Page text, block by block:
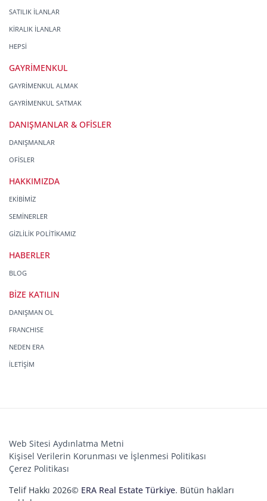
SATILIK İLANLAR
KİRALIK İLANLAR
HEPSİ
GAYRİMENKUL
GAYRİMENKUL ALMAK
GAYRİMENKUL SATMAK
DANIŞMANLAR & OFİSLER
DANIŞMANLAR
OFİSLER
HAKKIMIZDA
EKİBİMİZ
SEMİNERLER
GİZLİLİK POLİTİKAMIZ
HABERLER
BLOG
BİZE KATILIN
DANIŞMAN OL
FRANCHISE
NEDEN ERA
İLETİŞİM
Web Sitesi Aydınlatma Metni
Kişisel Verilerin Korunması ve İşlenmesi Politikası
Çerez Politikası
Telif Hakkı 2026© ERA Real Estate Türkiye. Bütün hakları